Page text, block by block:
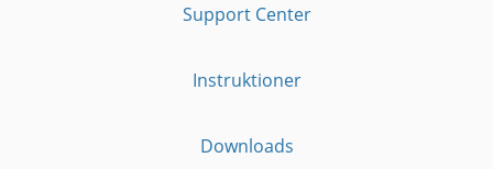
Support Center
Instruktioner
Downloads